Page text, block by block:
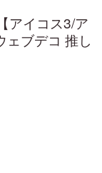
アイコス3/ア
ェブデコ 推し